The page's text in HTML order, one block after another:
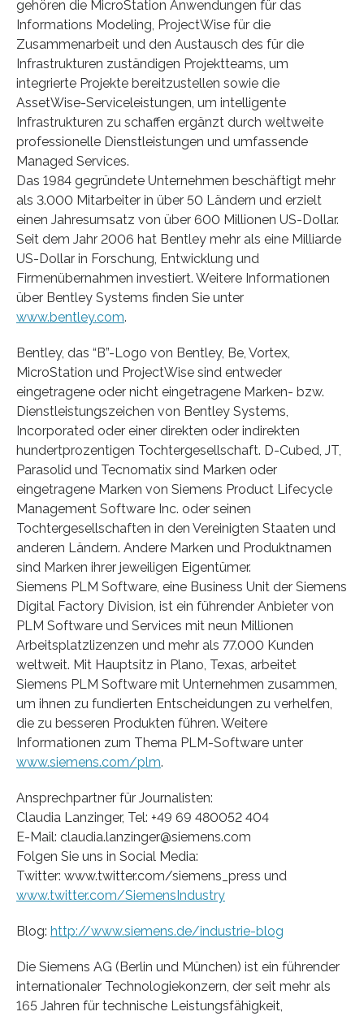
gehören die MicroStation Anwendungen für das
Informations Modeling, ProjectWise für die
Zusammenarbeit und den Austausch des für die
Infrastrukturen zuständigen Projektteams, um
integrierte Projekte bereitzustellen sowie die
AssetWise-Serviceleistungen, um intelligente
Infrastrukturen zu schaffen ergänzt durch weltweite
professionelle Dienstleistungen und umfassende
Managed Services.
Das 1984 gegründete Unternehmen beschäftigt mehr
als 3.000 Mitarbeiter in über 50 Ländern und erzielt
einen Jahresumsatz von über 600 Millionen US-Dollar.
Seit dem Jahr 2006 hat Bentley mehr als eine Milliarde
US-Dollar in Forschung, Entwicklung und
Firmenübernahmen investiert. Weitere Informationen
über Bentley Systems finden Sie unter
www.bentley.com.
Bentley, das “B”-Logo von Bentley, Be, Vortex,
MicroStation und ProjectWise sind entweder
eingetragene oder nicht eingetragene Marken- bzw.
Dienstleistungszeichen von Bentley Systems,
Incorporated oder einer direkten oder indirekten
hundertprozentigen Tochtergesellschaft. D-Cubed, JT,
Parasolid und Tecnomatix sind Marken oder
eingetragene Marken von Siemens Product Lifecycle
Management Software Inc. oder seinen
Tochtergesellschaften in den Vereinigten Staaten und
anderen Ländern. Andere Marken und Produktnamen
sind Marken ihrer jeweiligen Eigentümer.
Siemens PLM Software, eine Business Unit der Siemens
Digital Factory Division, ist ein führender Anbieter von
PLM Software und Services mit neun Millionen
Arbeitsplatzlizenzen und mehr als 77.000 Kunden
weltweit. Mit Hauptsitz in Plano, Texas, arbeitet
Siemens PLM Software mit Unternehmen zusammen,
um ihnen zu fundierten Entscheidungen zu verhelfen,
die zu besseren Produkten führen. Weitere
Informationen zum Thema PLM-Software unter
www.siemens.com/plm.
Ansprechpartner für Journalisten:
Claudia Lanzinger, Tel: +49 69 480052 404
E-Mail: claudia.lanzinger@siemens.com
Folgen Sie uns in Social Media:
Twitter: www.twitter.com/siemens_press und
www.twitter.com/SiemensIndustry
Blog: http://www.siemens.de/industrie-blog
Die Siemens AG (Berlin und München) ist ein führender
internationaler Technologiekonzern, der seit mehr als
165 Jahren für technische Leistungsfähigkeit,